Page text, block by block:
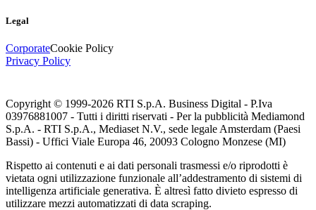
Legal
CorporateCookie Policy
Privacy Policy
Copyright © 1999-2026 RTI S.p.A. Business Digital - P.Iva
03976881007 - Tutti i diritti riservati - Per la pubblicità Mediamond
S.p.A. - RTI S.p.A., Mediaset N.V., sede legale Amsterdam (Paesi
Bassi) - Uffici Viale Europa 46, 20093 Cologno Monzese (MI)
Rispetto ai contenuti e ai dati personali trasmessi e/o riprodotti è
vietata ogni utilizzazione funzionale all’addestramento di sistemi di
intelligenza artificiale generativa. È altresì fatto divieto espresso di
utilizzare mezzi automatizzati di data scraping.